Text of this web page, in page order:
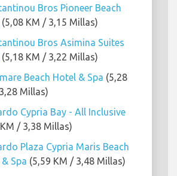
Bros Pioneer Beach
(5,08 KM / 3,15 Millas)
Bros Asimina Suites
(5,18 KM / 3,22 Millas)
Beach Hotel & Spa (5,28
Millas)
Cypria Bay - All Inclusive
/ 3,38 Millas)
Plaza Cypria Maris Beach
Spa (5,59 KM / 3,48 Millas)